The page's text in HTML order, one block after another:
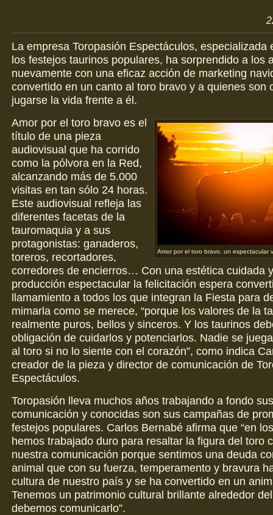
La empresa Toropasión Espectáculos, especializada
los festejos taurinos populares, ha sorprendido a los
nuevamente con una eficaz acción de marketing
convertido en un canto al toro bravo y a quienes son
jugarse la vida frente a él.
Amor por el toro bravo, un espectacular
Amor por el toro bravo es el
título de una pieza
audiovisual que ha corrido
como la pólvora en la Red,
alcanzando más de 5.000
visitas en tan sólo 24 horas.
Este audiovisual refleja las
diferentes facetas de la
tauromaquia y a sus
protagonistas: ganaderos,
toreros, recortadores,
corredores de encierros… Con una estética cuidada
producción espectacular la felicitación espera
llamamiento a todos los que integran la Fiesta para
mimarla como se merece, “porque los valores de la
realmente puros, bellos y sinceros. Y los taurinos
obligación de cuidarlos y potenciarlos. Nadie se
al toro si no lo siente con el corazón”, como indica
creador de la pieza y director de comunicación de
Espectáculos.
Toropasión lleva muchos años trabajando a fondo
comunicación y conocidas son sus campañas de
festejos populares. Carlos Bernabé afirma que “en
hemos trabajado duro para resaltar la figura del toro
nuestra comunicación porque sentimos una deuda
animal que con su fuerza, temperamento y bravura
cultura de nuestro país y se ha convertido en un
Tenemos un patrimonio cultural brillante alrededor
debemos comunicarlo”.